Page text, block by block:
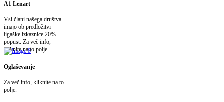
A1 Lenart
Vsi člani našega društva
imajo ob predložitvi
ligaške izkaznice 20%
popust. Za več info,
kliknite na to polje.
Oglaševanje
Za več info, kliknite na to
polje.